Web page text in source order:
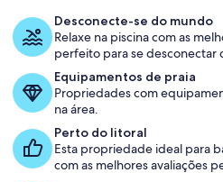
Desconecte-se do mundo
Relaxe na piscina com as
perfeito para se desconectar
Equipamentos de praia
Propriedades com
na área.
Perto do litoral
Esta propriedade ideal para
com as melhores avaliações